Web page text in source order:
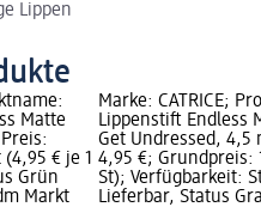
Lippen
Matte
€ je 1
Grün
Markt
Marke: CATRICE;
Lippenstift Endless
Get Undressed, 4,5
4,95 €; Grundpreis:
St); Verfügbarkeit:
Lieferbar, Status